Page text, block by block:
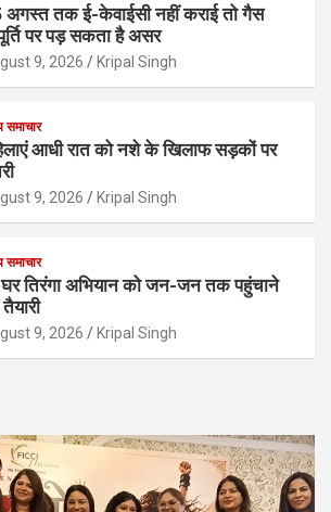
अगस्त तक ई-केवाईसी नहीं कराई तो गैस
पर पड़ सकता है असर
9, 2026 Kripal Singh
समाचार
आधी रात को नशे के खिलाफ सड़कों पर
9, 2026 Kripal Singh
समाचार
तिरंगा अभियान को जन-जन तक पहुंचाने
9, 2026 Kripal Singh